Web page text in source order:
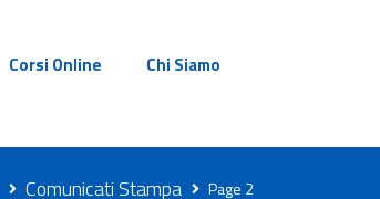
Corsi Online Chi Siamo
Comunicati Stampa Page 2